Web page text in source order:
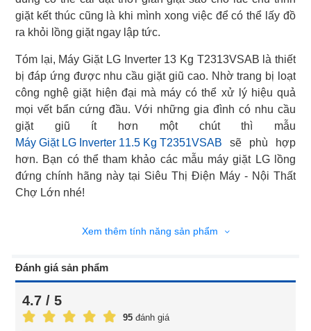
giặt kết thúc cũng là khi mình xong việc để có thể lấy đồ
ra khỏi lồng giặt ngay lập tức.
Tóm lại, Máy Giặt LG Inverter 13 Kg T2313VSAB là thiết
bị đáp ứng được nhu cầu giặt giũ cao. Nhờ trang bị loạt
công nghệ giặt hiện đại mà máy có thể xử lý hiệu quả
mọi vết bẩn cứng đầu. Với những gia đình có nhu cầu
Máy Giặt LG Inverter 11.5 Kg T2351VSAB sẽ phù hợp
hơn. Bạn có thể tham khảo các mẫu máy giặt LG lồng
đứng chính hãng này tại Siêu Thị Điện Máy - Nội Thất
Chợ Lớn nhé!
Xem thêm tính năng sản phẩm
Đánh giá sản phẩm
4.7 / 5
95 đánh giá